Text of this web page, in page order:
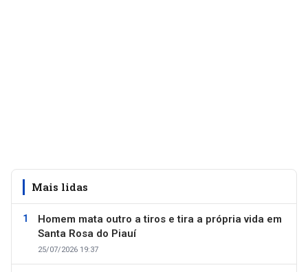
Mais lidas
Homem mata outro a tiros e tira a própria vida em
Santa Rosa do Piauí
25/07/2026 19:37